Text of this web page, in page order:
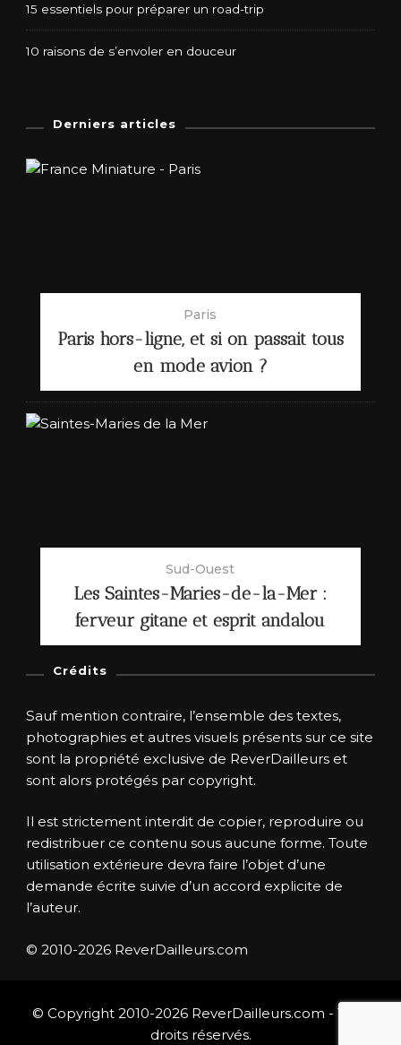
15 essentiels pour préparer un road-trip
10 raisons de s’envoler en douceur
Derniers articles
Paris
Paris hors-ligne, et si on passait tous
en mode avion ?
Sud-Ouest
Les Saintes-Maries-de-la-Mer :
ferveur gitane et esprit andalou
Crédits
Sauf mention contraire, l’ensemble des textes,
photographies et autres visuels présents sur ce site
sont la propriété exclusive de ReverDailleurs et
sont alors protégés par copyright.
Il est strictement interdit de copier, reproduire ou
redistribuer ce contenu sous aucune forme. Toute
utilisation extérieure devra faire l’objet d’une
demande écrite suivie d’un accord explicite de
l’auteur.
© 2010-2026 ReverDailleurs.com
© Copyright 2010-2026 ReverDailleurs.com - Tous
droits réservés.